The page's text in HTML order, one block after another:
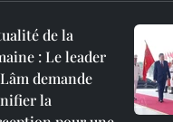
de la
: Le leader
demande
la